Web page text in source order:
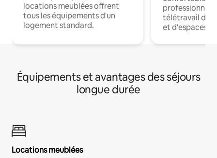
locations meublées offrent
tous les équipements d'un
logement standard.
professionnels
télétravail
et d'espaces
Équipements et avantages des séjours
longue durée
Locations meublées